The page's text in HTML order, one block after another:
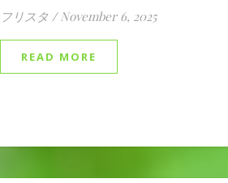
フリスタ / November 6, 2025
READ MORE